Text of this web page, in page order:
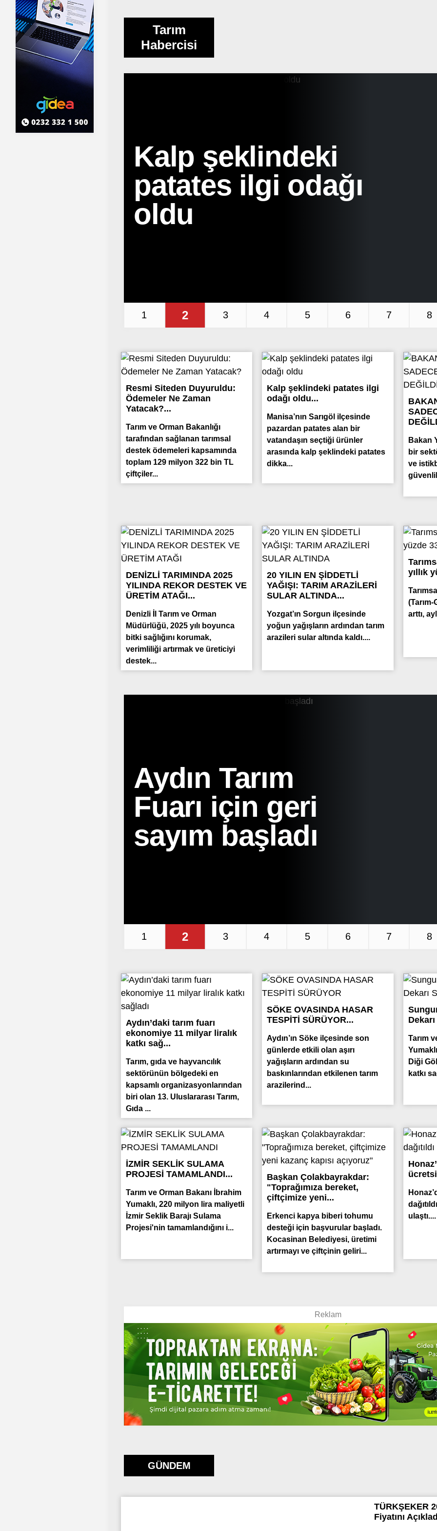
Tarım
Habercisi
Kalp şeklindeki
patates ilgi odağı
oldu
1 2 3 4 5 6 7 8
Resmi Siteden Duyuruldu:
Ödemeler Ne Zaman
Yatacak?...
Tarım ve Orman Bakanlığı
tarafından sağlanan tarımsal
destek ödemeleri kapsamında
toplam 129 milyon 322 bin TL
çiftçiler...
Kalp şeklindeki patates ilgi
odağı oldu...
Manisa’nın Sarıgöl ilçesinde
pazardan patates alan bir
vatandaşın seçtiği ürünler
arasında kalp şeklindeki patates
dikka...
Bakan
bir
ve
DENİZLİ TARIMINDA 2025
YILINDA REKOR DESTEK VE
ÜRETİM ATAĞI...
Denizli İl Tarım ve Orman
Müdürlüğü, 2025 yılı boyunca
bitki sağlığını korumak,
verimliliği artırmak ve üreticiyi
destek...
20 YILIN EN ŞİDDETLİ
YAĞIŞI: TARIM ARAZİLERİ
SULAR ALTINDA...
Yozgat’ın Sorgun ilçesinde
yoğun yağışların ardından tarım
arazileri sular altında kaldı....
yıllık
(Tarım-
arttı,
Aydın Tarım
Fuarı için geri
sayım başladı
1 2 3 4 5 6 7 8
Aydın’daki tarım fuarı
ekonomiye 11 milyar liralık
katkı sağ...
Tarım, gıda ve hayvancılık
sektörünün bölgedeki en
kapsamlı organizasyonlarından
biri olan 13. Uluslararası Tarım,
Gıda ...
SÖKE OVASINDA HASAR
TESPİTİ SÜRÜYOR...
Aydın’ın Söke ilçesinde son
günlerde etkili olan aşırı
yağışların ardından su
baskınlarından etkilenen tarım
arazilerind...
Tarım
Diği
katkı
İZMİR SEKLİK SULAMA
PROJESİ TAMAMLANDI...
Tarım ve Orman Bakanı İbrahim
Yumaklı, 220 milyon lira maliyetli
İzmir Seklik Barajı Sulama
Projesi'nin tamamlandığını i...
Başkan Çolakbayrakdar:
"Toprağımıza bereket,
çiftçimize yeni...
Erkenci kapya biberi tohumu
desteği için başvurular başladı.
Kocasinan Belediyesi, üretimi
artırmayı ve çiftçinin geliri...
ulaştı....
GÜNDEM
TÜRKŞEKER
Fiyatını